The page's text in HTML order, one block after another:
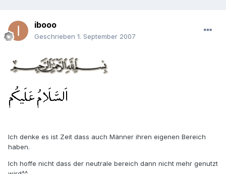
ibooo
Geschrieben 1. September 2007
Ich denke es ist Zeit dass auch Männer ihren eigenen Bereich
haben.
Ich hoffe nicht dass der neutrale bereich dann nicht mehr genutzt